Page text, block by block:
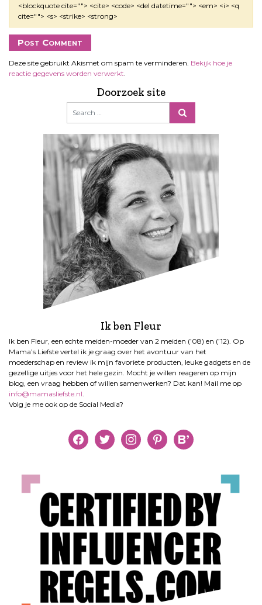
<blockquote cite=""> <cite> <code> <del datetime=""> <em> <i> <q
cite=""> <s> <strike> <strong>
Deze site gebruikt Akismet om spam te verminderen. Bekijk hoe je
reactie gegevens worden verwerkt
Doorzoek site
Ik ben Fleur
Ik ben Fleur, een echte meiden-moeder van 2 meiden (’08) en (’12). Op
Mama’s Liefste vertel ik je graag over het avontuur van het
moederschap en review ik mijn favoriete producten, leuke gadgets en de
gezellige uitjes voor het hele gezin. Mocht je willen reageren op mijn
blog, een vraag hebben of willen samenwerken? Dat kan! Mail me op
info@mamasliefste.nl
Volg je me ook op de Social Media?
facebooktwitter instagrampinterestbloglovin